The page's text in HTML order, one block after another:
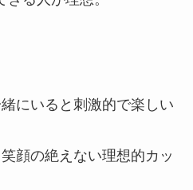
にいると刺激的で楽しい
顔の絶えない理想的カッ